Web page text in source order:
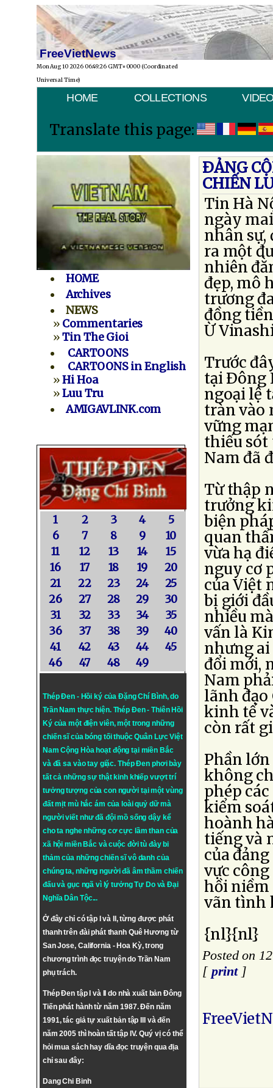
FreeVietNews
Mon Aug 10 2026 06:49:26 GMT+0000 (Coordinated
Universal Time)
HOME COLLECTIONS
Translate this page:
HOME
Archives
NEWS
» Commentaries
»Tin The Gioi
CARTOONS
CARTOONS in English
»Hi Hoa
»Luu Tru
AMIGAVLINK.com
1 2 3 4
5
6
7 8 9
10
11
12 13 14
15
16
17 18 19
20
21
22 23 24
25
26
27 28 29
30
31
32 33 34
35
36
37 38 39
40
41
42 43 44
45
46
47 48 49
Thép Đen - Hồi ký của Đặng Chí Bình, do
Trần Nam thực hiện. Thép Đen- Thiên Hồi
Ký của một điện viên, một trong những
chiến sĩ của bóng tối thuộc Quân Lực Việt
Nam Cộng Hòa hoạt động tại miền Bắc
và đã sa vào tay giặc. Thép Đen phơi bày
tất cả những sự thật kinh khiếp vượt trí
tưởng tượng của con người tại một vùng
đất mịt mù hắc ám của loài quỷ dữ mà
người viết như đã đội mồ sống dậy kể
cho ta nghe những cơ cực lầm than của
xã hội miền Bắc và cuộc đời tù đày bi
thảm của những chiến sĩ vô danh của
chúng ta, những người đã âm thầm chiến
đấu và gục ngã vì lý tưởngTự DovàĐại
Nghĩa Dân Tộc...
Ở đây chỉ có tập I và II, từng được phát
thanh trên đài phát thanh Quê Hương từ
San Jose, California - Hoa Kỳ, trong
chương trình đọc truyện do Trần Nam
phụ trách.
Thép Đen tập I và II do nhà xuất bản Đông
Tiến phát hành từ năm 1987. Đến năm
1991, tác giả tự xuất bản tập III và đến
năm 2005 thì hoàn tất tập IV. Quý vị có thể
hỏi mua sách hay dĩa đọc truyện qua địa
chỉ sau đây:
Dang Chi Binh
ÐẢNG
CHIẾN
Tin Hà
ngày
nhân sự,
ra một
nhiên
đẹp, mô
trương
đồng
Ừ
Trước
tại Ðông
ngoại lệ
tràn vào
vững
thiếu sót
Nam đã
Từ thập
trưởng
biện
quan
vừa hạ
nguy cơ
của Việt
bị giới
nhiều
vấn là
nhưng ai
đổi mới,
Nam
lãnh đạo
kinh tế
còn rất
Phần
không
phép
kiểm
hoành
tiếng và
của
vực
hồi niềm
vãn tình
{nl}{nl}
Posted on
[ print]